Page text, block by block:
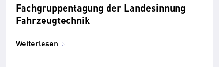
Fachgruppentagung der Landesinnung
Fahrzeugtechnik
Weiterlesen